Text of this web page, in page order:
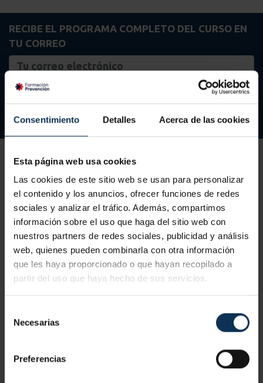
Consentimiento Detalles Acerca de las cookies
Esta página web usa cookies
Las cookies de este sitio web se usan para personalizar
el contenido y los anuncios, ofrecer funciones de redes
sociales y analizar el tráfico. Además, compartimos
información sobre el uso que haga del sitio web con
nuestros partners de redes sociales, publicidad y análisis
web, quienes pueden combinarla con otra información
que les haya proporcionado o que hayan recopilado a
partir del uso que haya hecho de sus servicios.
Necesarias
Preferencias
RECIBE EL PROGRAMA COMPLETO DEL CURSO EN
TU CORREO
ENVIAR
Contenido del curso Operador
de Retrocargadoras - 8 horas
Introducción a la formación.
Legislación.
Fase grupal: